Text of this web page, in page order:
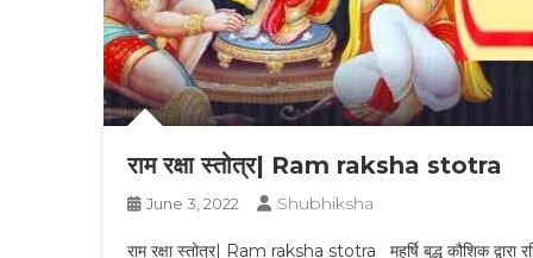
राम रक्षा स्तोत्र| Ram raksha stotra
June 3, 2022 Shubhiksha
राम रक्षा स्तोत्र| Ram raksha stotra महर्षि बुद्ध कौशिक द्वारा